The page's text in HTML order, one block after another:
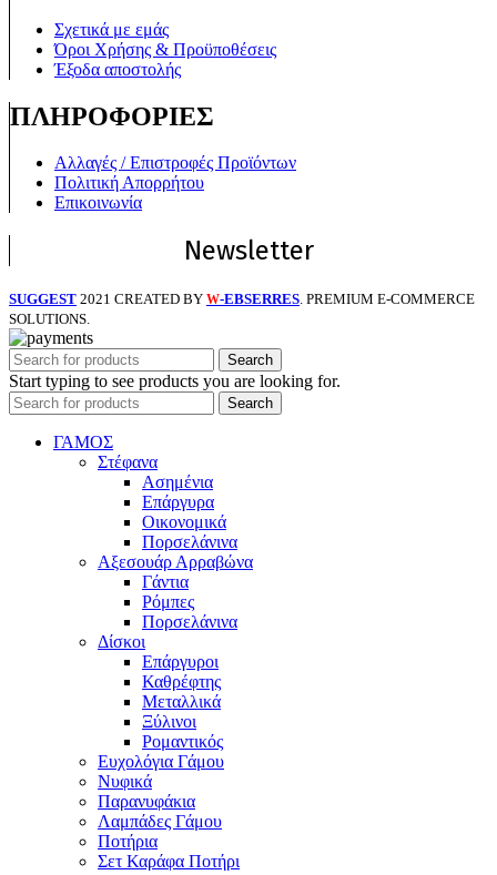
Σχετικά με εμάς
Όροι Χρήσης & Προϋποθέσεις
Έξοδα αποστολής
ΠΛΗΡΟΦΟΡΙΕΣ
Αλλαγές / Επιστροφές Προϊόντων
Πολιτική Απορρήτου
Επικοινωνία
Newsletter
SUGGEST 2021 CREATED BY W-EBSERRES. PREMIUM E-COMMERCE
SOLUTIONS.
Search
Start typing to see products you are looking for.
Search
ΓΑΜΟΣ
Στέφανα
Ασημένια
Επάργυρα
Οικονομικά
Πορσελάνινα
Αξεσουάρ Αρραβώνα
Γάντια
Ρόμπες
Πορσελάνινα
Δίσκοι
Επάργυροι
Καθρέφτης
Μεταλλικά
Ξύλινοι
Ρομαντικός
Ευχολόγια Γάμου
Νυφικά
Παρανυφάκια
Λαμπάδες Γάμου
Ποτήρια
Σετ Καράφα Ποτήρι